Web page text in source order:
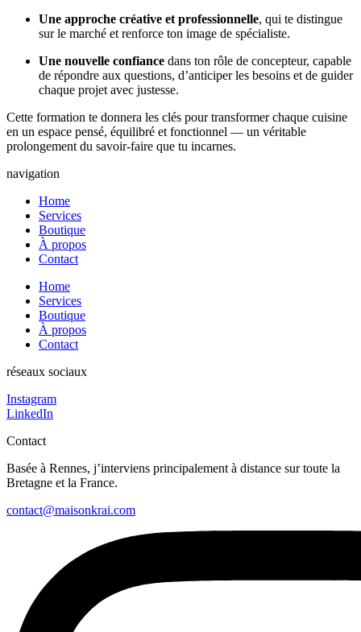
Une approche créative et professionnelle, qui te distingue
sur le marché et renforce ton image de spécialiste.
Une nouvelle confiance dans ton rôle de concepteur, capable
de répondre aux questions, d’anticiper les besoins et de guider
chaque projet avec justesse.
Cette formation te donnera les clés pour transformer chaque cuisine
en un espace pensé, équilibré et fonctionnel — un véritable
prolongement du savoir-faire que tu incarnes.
navigation
Home
Services
Boutique
À propos
Contact
Home
Services
Boutique
À propos
Contact
réseaux sociaux
Instagram
LinkedIn
Contact
Basée à Rennes, j’interviens principalement à distance sur toute la
Bretagne et la France.
contact@maisonkrai.com